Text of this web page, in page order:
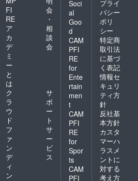
FI
RE
ア
カ
デ
ミ
ー
と
は
会
・
相
談
会
ク
ラ
ウ
ド
フ
ァ
ン
デ
ィ
ン
サ
ポ
ー
ト
サ
ー
ビ
ス
Soci
al
Goo
d
CAM
PFI
RE
for
Ente
rtain
men
t
CAM
PFI
RE
for
Spor
ts
CAM
PFI
プライ
バシー
ポリ
シー
特定商
取引法
に基づ
く表記
情報セ
キュリ
ティ方
針
反社基
本方針
カスタ
マーハ
ラスメ
ントに
対する
考え方